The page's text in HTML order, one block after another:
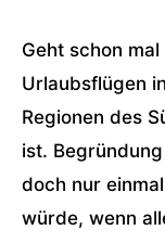
Geht schon
Urlaubsflügen
Regionen des
ist.
doch nur
würde, wenn